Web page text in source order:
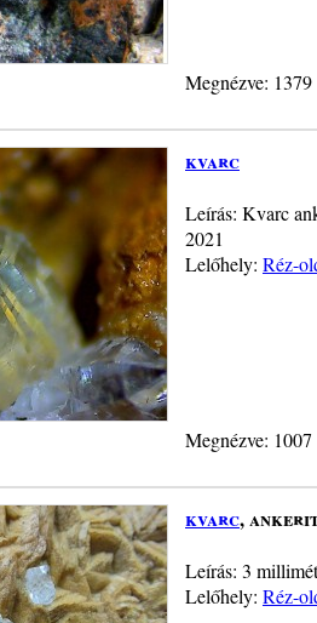
Megnézve:
kvarc
Leírás: Kvarc
2021
Lelőhely: Réz-
Megnézve:
kvarc,
Leírás: 3
Lelőhely: Réz-